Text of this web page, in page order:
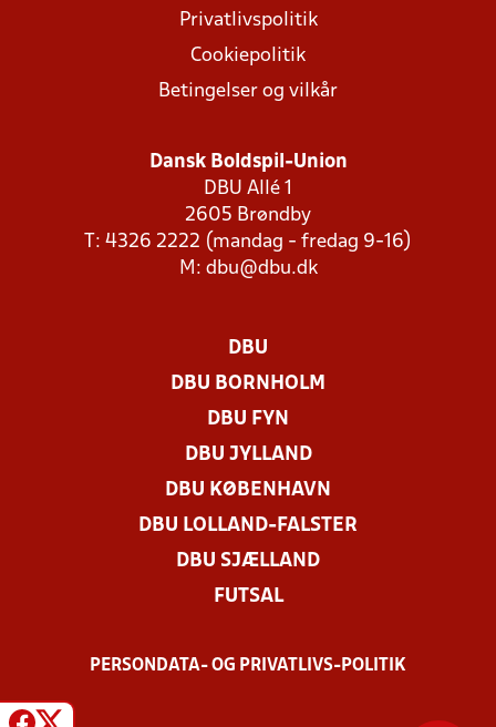
Privatlivspolitik
Cookiepolitik
Betingelser og vilkår
Dansk Boldspil-Union
DBU Allé 1
2605 Brøndby
T: 4326 2222 (mandag - fredag 9-16)
M: dbu@dbu.dk
DBU
DBU BORNHOLM
DBU FYN
DBU JYLLAND
DBU KØBENHAVN
DBU LOLLAND-FALSTER
DBU SJÆLLAND
FUTSAL
PERSONDATA- OG PRIVATLIVS-POLITIK